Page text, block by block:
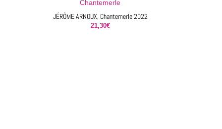
JÉRÔME ARNOUX, Chantemerle 2022
21,30€